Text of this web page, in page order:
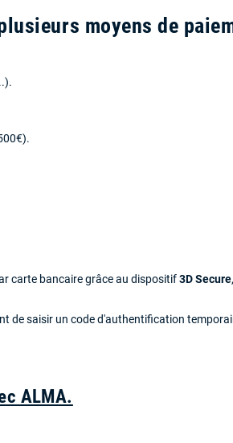
moyens de
carte bancaire grâce au dispositif3D Secure
de saisir un code d'authentification
ALMA.